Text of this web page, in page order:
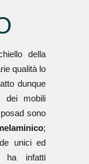
della
qualità lo
dunque
dei mobili
sono
;
unici ed
ha infatti